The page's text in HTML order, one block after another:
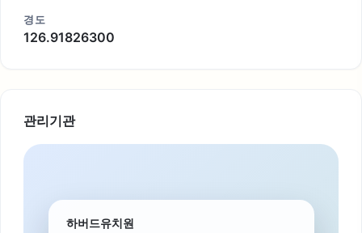
경도
126.91826300
관리기관
하버드유치원